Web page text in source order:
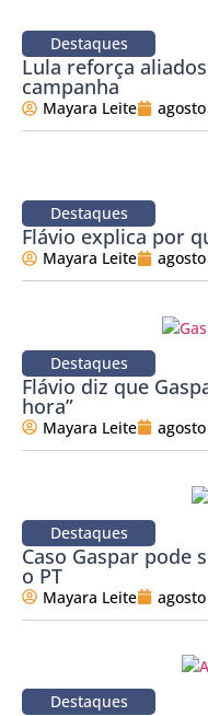
Destaques
Lula reforça
campanha
Mayara Leite
Destaques
Flávio explica por
Mayara Leite
Destaques
Flávio diz que
hora”
Mayara Leite
Destaques
Caso Gaspar pode
o PT
Mayara Leite
Destaques